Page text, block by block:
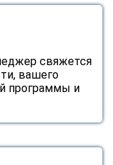
свяжется
вашего
программы и